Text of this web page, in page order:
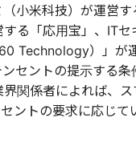
小米科技）が運営す
る「応用宝」、ITセ
Technology）」が
セントの提示する条
関係者によれば、ス
ントの要求に応じて